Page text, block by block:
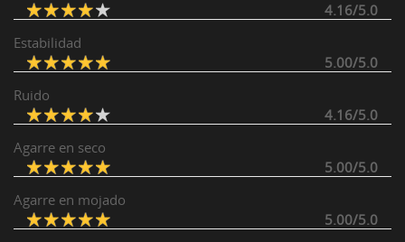
4.16/5.0
Estabilidad
5.00/5.0
Ruido
4.16/5.0
Agarre en seco
5.00/5.0
Agarre en mojado
5.00/5.0